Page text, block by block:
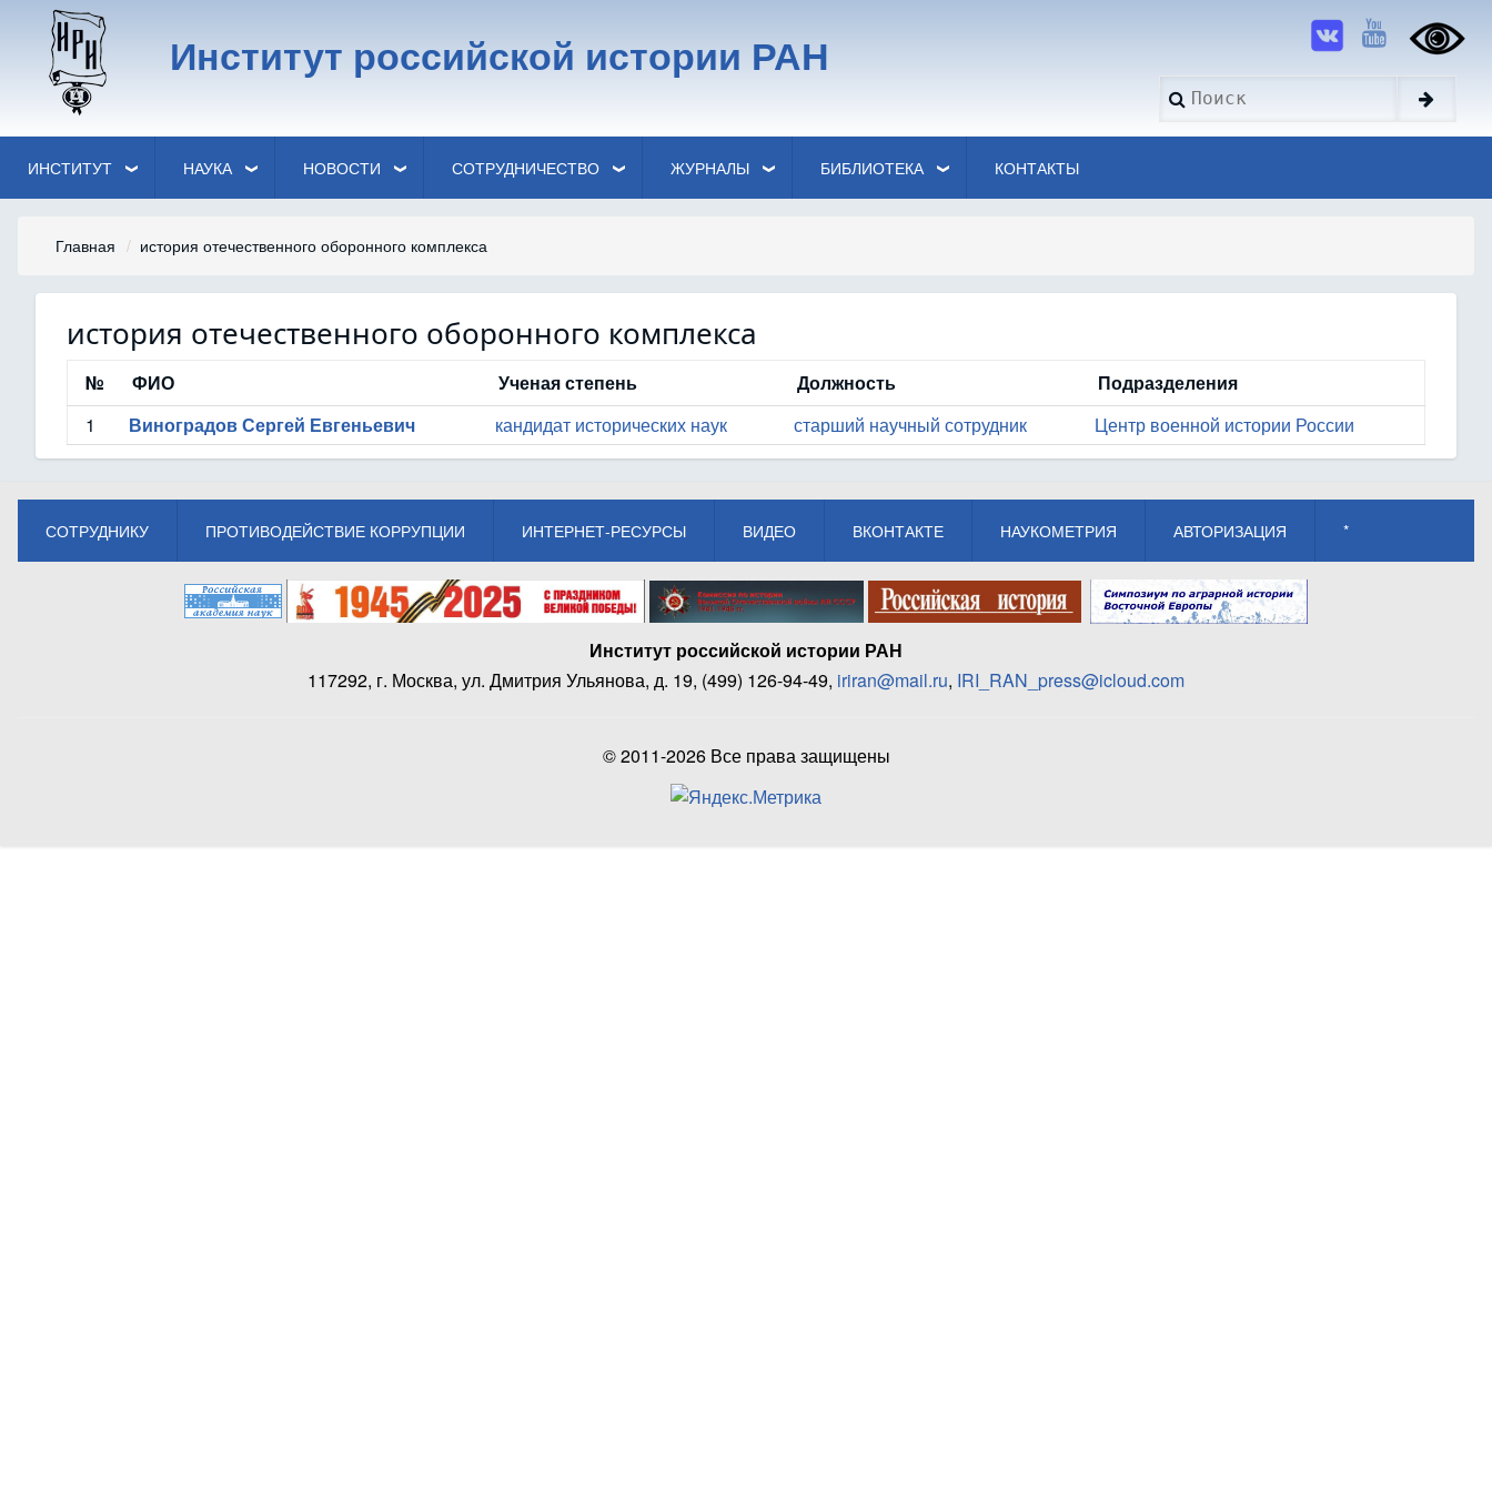
Перейти
основному
содержанию
Search
Институт российской истории РАН
ИНСТИТУТ НАУКА НОВОСТИ СОТРУДНИЧЕСТВО ЖУРНАЛЫ БИБЛИОТЕКА КОНТАКТЫ
Строка
навигации
Главная история отечественного оборонного комплекса
история отечественного оборонного комплекса
№ ФИО Ученая степень Должность
Подразделения
1
Виноградов Сергей Евгеньевич кандидат исторических наук старший научный сотрудник Центр военной истории России
СОТРУДНИКУ ПРОТИВОДЕЙСТВИЕ КОРРУПЦИИ ИНТЕРНЕТ-РЕСУРСЫ ВИДЕО ВКОНТАКТЕ НАУКОМЕТРИЯ АВТОРИЗАЦИЯ *
Институт российской истории РАН
117292, г. Москва, ул. Дмитрия Ульянова, д. 19, (499) 126-94-49, iriran@mail.ru, IRI_RAN_press@icloud.com
© 2011-2026 Все права защищены